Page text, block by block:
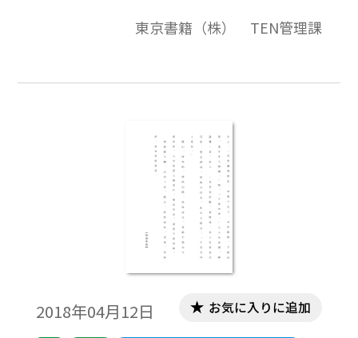
東京書籍（株） TEN管理課
2018年04月12日 お気に入りに追加